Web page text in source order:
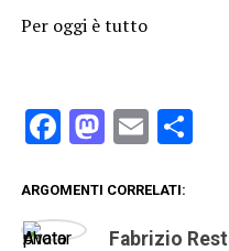
Per oggi è tutto
Facebook
Email
ARGOMENTI CORRELATI:
Fabrizio